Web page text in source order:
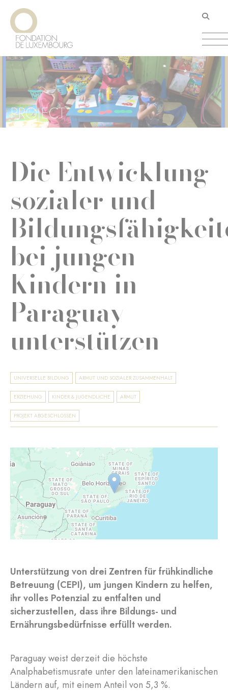
Direkt
zum
Inhalt
PROJECT
Die Entwicklung
sozialer und
bei jungen
Kindern in
Paraguay
unterstützen
UNIVERSELLE BILDUNG ARMUT UND SOZIALER ZUSAMMENHALT
ERZIEHUNG KINDER & JUGENDLICHE ARMUT
PROJEKT ABGESCHLOSSEN
Unterstützung von drei Zentren für frühkindliche
Betreuung (CEPI), um jungen Kindern zu helfen,
ihr volles Potenzial zu entfalten und
sicherzustellen, dass ihre Bildungs- und
Ernährungsbedürfnisse erfüllt werden.
Paraguay weist derzeit die höchste
Analphabetismusrate unter den lateinamerikanischen
Ländern auf, mit einem Anteil von 5,3 %.
Cookie-Einstellungen